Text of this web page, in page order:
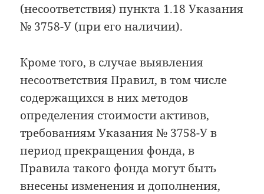
(несоответствия) пункта 1.18 Указания
№ 3758-У (при его наличии).
Кроме того, в случае выявления
несоответствия Правил, в том числе
содержащихся в них методов
определения стоимости активов,
требованиям Указания № 3758-У в
период прекращения фонда, в
Правила такого фонда могут быть
внесены изменения и дополнения,